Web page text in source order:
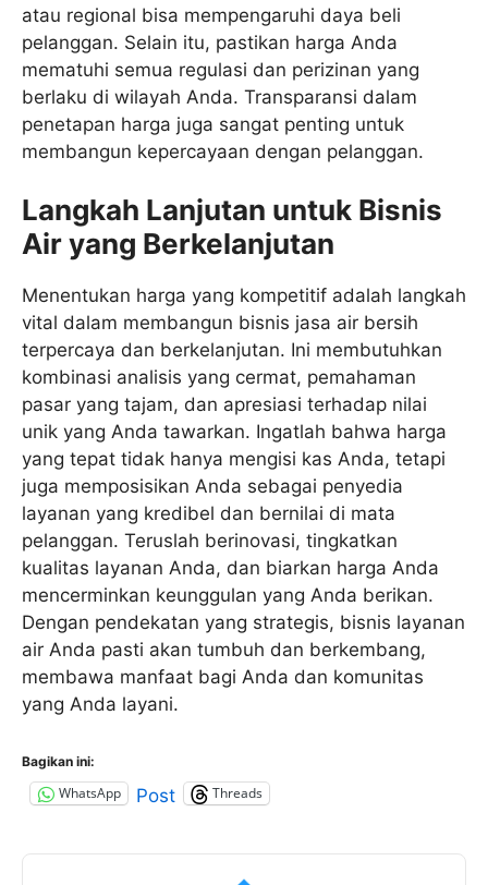
atau regional bisa mempengaruhi daya beli
pelanggan. Selain itu, pastikan harga Anda
mematuhi semua regulasi dan perizinan yang
berlaku di wilayah Anda. Transparansi dalam
penetapan harga juga sangat penting untuk
membangun kepercayaan dengan pelanggan.
Langkah Lanjutan untuk Bisnis
Air yang Berkelanjutan
Menentukan harga yang kompetitif adalah langkah
vital dalam membangun bisnis jasa air bersih
terpercaya dan berkelanjutan. Ini membutuhkan
kombinasi analisis yang cermat, pemahaman
pasar yang tajam, dan apresiasi terhadap nilai
unik yang Anda tawarkan. Ingatlah bahwa harga
yang tepat tidak hanya mengisi kas Anda, tetapi
juga memposisikan Anda sebagai penyedia
layanan yang kredibel dan bernilai di mata
pelanggan. Teruslah berinovasi, tingkatkan
kualitas layanan Anda, dan biarkan harga Anda
mencerminkan keunggulan yang Anda berikan.
Dengan pendekatan yang strategis, bisnis layanan
air Anda pasti akan tumbuh dan berkembang,
membawa manfaat bagi Anda dan komunitas
yang Anda layani.
Bagikan ini:
WhatsApp Post Threads